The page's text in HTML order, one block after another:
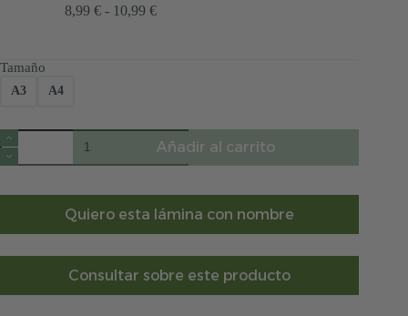
8,99 € - 10,99 €Rango
Tamaño
A3 A4
Láminas
bailarinas
infantiles
Añadir al carrito
Quiero esta lámina con nombre
Consultar sobre este producto